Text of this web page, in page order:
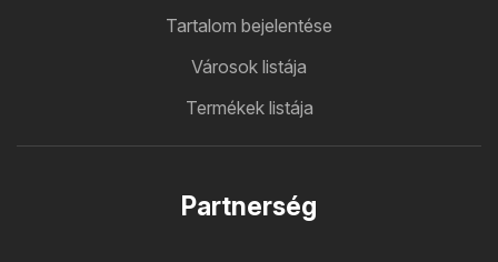
Tartalom bejelentése
Városok listája
Termékek listája
Partnerség